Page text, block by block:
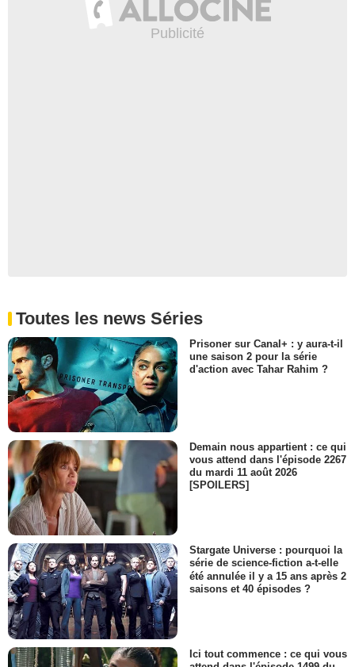
Toutes les news Séries
Prisoner sur Canal+ : y aura-t-il
une saison 2 pour la série
d'action avec Tahar Rahim ?
Demain nous appartient : ce qui
vous attend dans l'épisode 2267
du mardi 11 août 2026
[SPOILERS]
Stargate Universe : pourquoi la
série de science-fiction a-t-elle
été annulée il y a 15 ans après 2
saisons et 40 épisodes ?
Ici tout commence : ce qui vous